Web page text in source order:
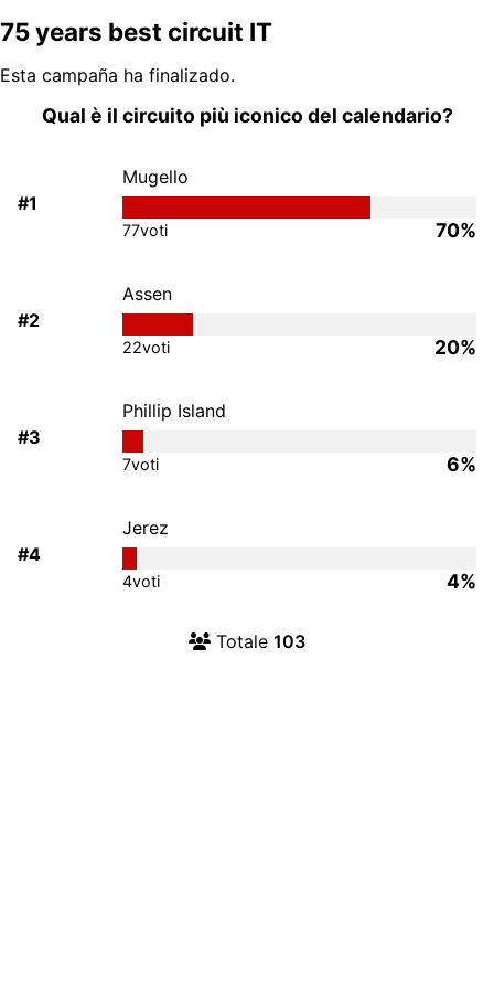
75 years best circuit IT
Esta campaña ha finalizado.
Qual è il circuito più iconico del calendario?
#1
Mugello
70%
77voti
#2
Assen
20%
22voti
#3
Phillip Island
6%
7voti
#4
Jerez
4%
4voti
Totale 103